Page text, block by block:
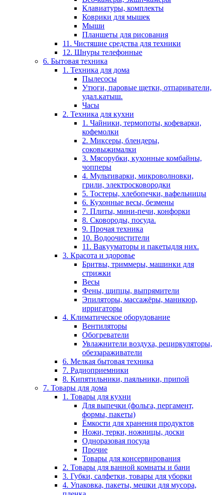
Клавиатуры, комплекты
Коврики для мышек
Мыши
Планшеты для рисования
11. Чистящие средства для техники
12. Шнуры телефонные
6. Бытовая техника
1. Техника для дома
Пылесосы
Утюги, паровые щетки, отпариватели,
удал.катыш.
Часы
2. Техника для кухни
1. Чайники, термопоты, кофеварки,
кофемолки
2. Миксеры, блендеры,
соковыжималки
3. Мясорубки, кухонные комбайны,
чопперы
4. Мультиварки, микроволновки,
грили, электросковородки
5. Тостеры, хлебопечки, вафельницы
6. Кухонные весы, безмены
7. Плиты, мини-печи, конфорки
8. Сковороды, посуда.
9. Прочая техника
10. Водоочистители
11. Вакууматоры и пакетыдля них.
3. Красота и здоровье
Бритвы, триммеры, машинки для
стрижки
Весы
Фены, щипцы, выпрямители
Эпиляторы, массажёры, маникюр,
ирригаторы
4. Климатическое оборудование
Вентиляторы
Обогреватели
Увлажнители воздуха, рециркуляторы,
обеззараживатели
6. Мелкая бытовая техника
7. Радиоприемники
8. Кипятильники, паяльники, припой
7. Товары для дома
1. Товары для кухни
Для выпечки (фольга, пергамент,
формы, пакеты)
Ёмкости для хранения продуктов
Ножи, терки, ножницы, доски
Одноразовая посуда
Прочие
Товары для консервирования
2. Товары для ванной комнаты и бани
3. Губки, салфетки, товары для уборки
4. Упаковка, пакеты, мешки для мусора,